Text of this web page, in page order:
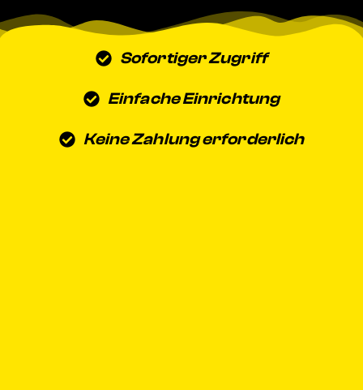
Sofortiger Zugriff
Einfache Einrichtung
Keine Zahlung erforderlich